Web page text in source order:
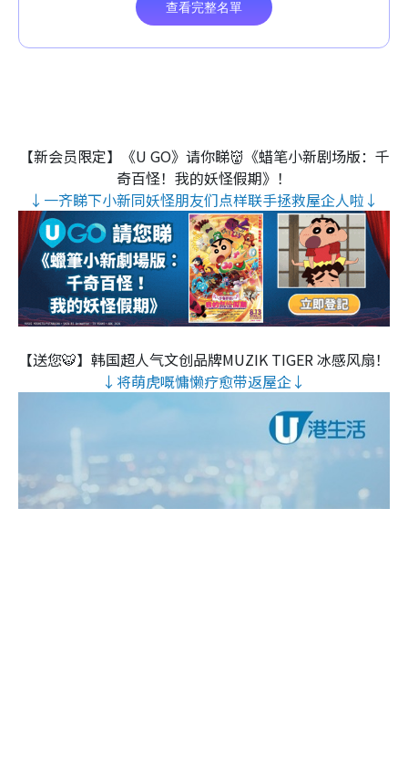
【新会员限定】《U GO》请你睇👹《蜡笔小新剧场版：千
奇百怪！我的妖怪假期》！
↓一齐睇下小新同妖怪朋友们点样联手拯救屋企人啦↓
【送您🐯】韩国超人气文创品牌MUZIK TIGER 冰感风扇！
↓将萌虎嘅慵懒疗愈带返屋企↓